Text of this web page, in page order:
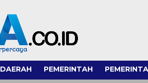
DAERAH PEMERINTAH